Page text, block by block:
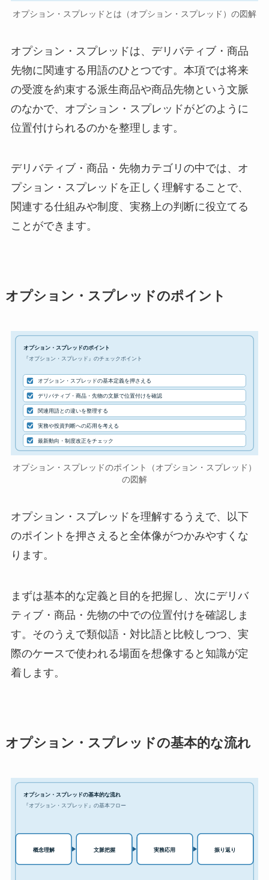
オプション・スプレッドとは（オプション・スプレッド）の図解
オプション・スプレッドは、デリバティブ・商品
先物に関連する用語のひとつです。本項では将来
の受渡を約束する派生商品や商品先物という文脈
のなかで、オプション・スプレッドがどのように
位置付けられるのかを整理します。
デリバティブ・商品・先物カテゴリの中では、オ
プション・スプレッドを正しく理解することで、
関連する仕組みや制度、実務上の判断に役立てる
ことができます。
オプション・スプレッドのポイント
オプション・スプレッドのポイント
『オプション・スプレッド』のチェックポイント
オプション・スプレッドの基本定義を押さえる
デリバティブ・商品・先物の文脈で位置付けを確認
関連用語との違いを整理する
実務や投資判断への応用を考える
最新動向・制度改正をチェック
オプション・スプレッドのポイント（オプション・スプレッド）
の図解
オプション・スプレッドを理解するうえで、以下
のポイントを押さえると全体像がつかみやすくな
ります。
まずは基本的な定義と目的を把握し、次にデリバ
ティブ・商品・先物の中での位置付けを確認しま
す。そのうえで類似語・対比語と比較しつつ、実
際のケースで使われる場面を想像すると知識が定
着します。
オプション・スプレッドの基本的な流れ
オプション・スプレッドの基本的な流れ
『オプション・スプレッド』の基本フロー
概念理解 文脈把握 実務応用 振り返り